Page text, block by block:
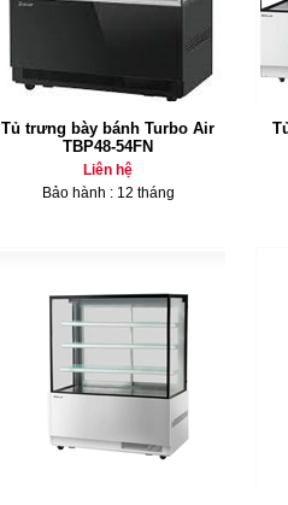
Tủ trưng bày bánh Turbo Air
TBP48-54FN
Liên hệ
Bảo hành : 12 tháng